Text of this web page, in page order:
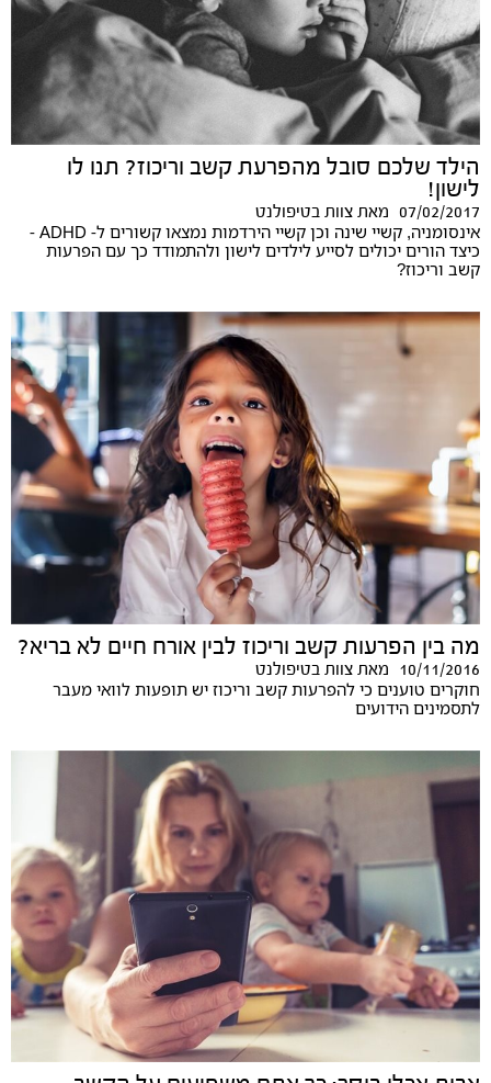
הילד שלכם סובל מהפרעת קשב וריכוז? תנו לו
לישון!
07/02/2017 מאת צוות בטיפולנט
אינסומניה, קשיי שינה וכן קשיי הירדמות נמצאו קשורים ל- ADHD -
כיצד הורים יכולים לסייע לילדים לישון ולהתמודד כך עם הפרעות
קשב וריכוז?
מה בין הפרעות קשב וריכוז לבין אורח חיים לא בריא?
10/11/2016 מאת צוות בטיפולנט
חוקרים טוענים כי להפרעות קשב וריכוז יש תופעות לוואי מעבר
לתסמינים הידועים